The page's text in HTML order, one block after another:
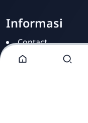
Informasi
Contact
Disclamer